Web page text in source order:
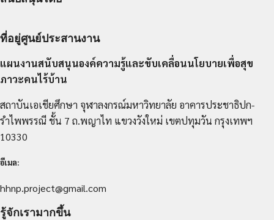
ที่อยู่ศูนย์ประสานงาน
แผนงานสนับสนุนองค์ความรู้และขับเคลื่อนนโยบายเพื่อสุข
ภาวะคนไร้บ้าน
สถาบันเอเชียศึกษา จุฬาลงกรณ์มหาวิทยาลัย อาคารประชาธิปก-
รำไพพรรณี ชั้น 7 ถ.พญาไท แขวงวังใหม่ เขตปทุมวัน กรุงเทพฯ
10330
อีเมล:
hhnp.project@gmail.com
รู้จักเรามากขึ้น